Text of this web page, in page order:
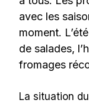
avec les
moment.
de salades,
fromages
La situation